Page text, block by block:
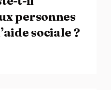
personnes
sociale ?